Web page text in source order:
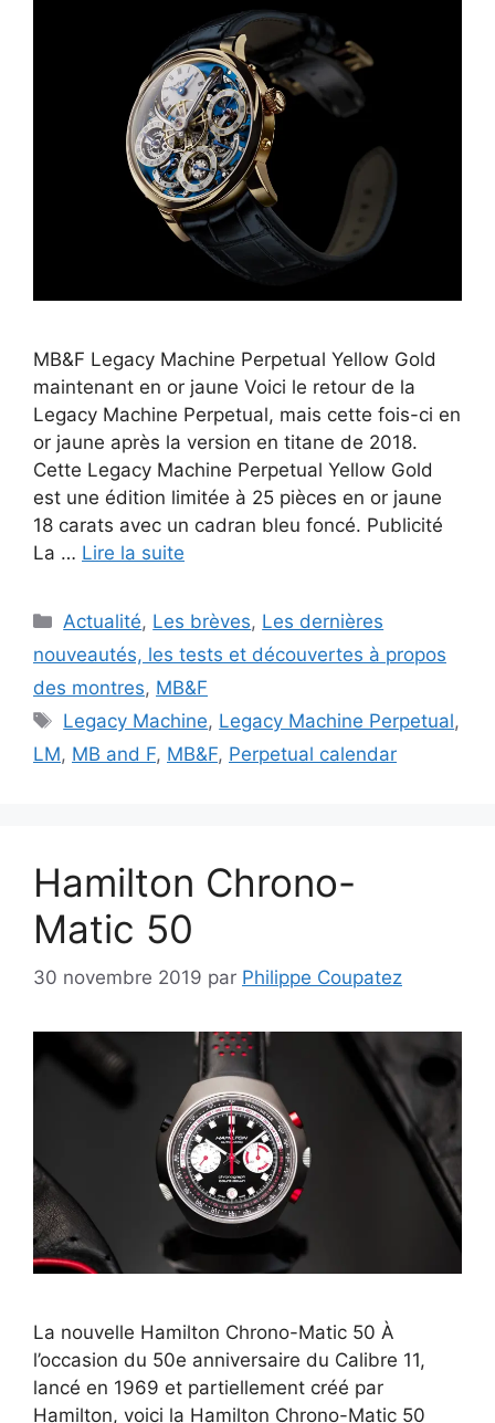
MB&F Legacy Machine Perpetual Yellow Gold
maintenant en or jaune Voici le retour de la
Legacy Machine Perpetual, mais cette fois-ci en
or jaune après la version en titane de 2018.
Cette Legacy Machine Perpetual Yellow Gold
est une édition limitée à 25 pièces en or jaune
18 carats avec un cadran bleu foncé. Publicité
La … Lire la suite
Catégories
Actualité, Les brèves, Les dernières
nouveautés, les tests et découvertes à propos
des montres, MB&F
Étiquettes
Legacy Machine, Legacy Machine Perpetual,
LM, MB and F, MB&F, Perpetual calendar
Hamilton Chrono-
Matic 50
30 novembre 2019 par Philippe Coupatez
La nouvelle Hamilton Chrono-Matic 50 À
l’occasion du 50e anniversaire du Calibre 11,
lancé en 1969 et partiellement créé par
Hamilton, voici la Hamilton Chrono-Matic 50